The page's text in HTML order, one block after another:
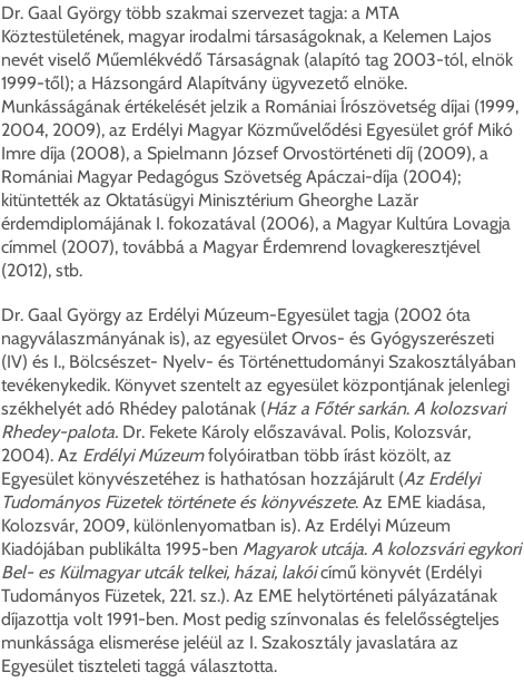
Dr. Gaal György több szakmai szervezet tagja: a MTA
Köztestületének, magyar irodalmi társaságoknak, a Kelemen Lajos
nevét viselő Műemlékvédő Társaságnak (alapító tag 2003-tól, elnök
1999-től); a Házsongárd Alapítvány ügyvezető elnöke.
Munkásságának értékelését jelzik a Romániai Írószövetség díjai (1999,
2004, 2009), az Erdélyi Magyar Közművelődési Egyesület gróf Mikó
Imre díja (2008), a Spielmann József Orvostörténeti díj (2009), a
Romániai Magyar Pedagógus Szövetség Apáczai-díja (2004);
kitüntették az Oktatásügyi Minisztérium Gheorghe Lazăr
érdemdiplomájának I. fokozatával (2006), a Magyar Kultúra Lovagja
címmel (2007), továbbá a Magyar Érdemrend lovagkeresztjével
(2012), stb.
Dr. Gaal György az Erdélyi Múzeum-Egyesület tagja (2002 óta
nagyválaszmányának is), az egyesület Orvos- és Gyógyszerészeti
(IV) és I., Bölcsészet- Nyelv- és Történettudományi Szakosztályában
tevékenykedik. Könyvet szentelt az egyesület központjának jelenlegi
székhelyét adó Rhédey palotának (Ház a Főtér sarkán. A kolozsvari
Rhedey-palota. Dr. Fekete Károly előszavával. Polis, Kolozsvár,
2004). Az Erdélyi Múzeumfolyóiratban több írást közölt, az
Egyesület könyvészetéhez is hathatósan hozzájárult (Az Erdélyi
Tudományos Füzetek története és könyvészete. Az EME kiadása,
Kolozsvár, 2009, különlenyomatban is). Az Erdélyi Múzeum
Kiadójában publikálta 1995-ben Magyarok utcája. A kolozsvári egykori
Bel- es Külmagyar utcák telkei, házai, lakóicímű könyvét (Erdélyi
Tudományos Füzetek, 221. sz.). Az EME helytörténeti pályázatának
díjazottja volt 1991-ben. Most pedig színvonalas és felelősségteljes
munkássága elismerése jeléül az I. Szakosztály javaslatára az
Egyesület tiszteleti taggá választotta.